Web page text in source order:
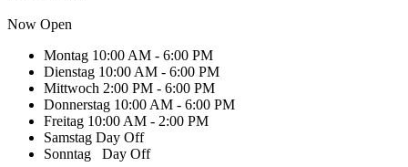
Now Open
Montag 10:00 AM - 6:00 PM
Dienstag 10:00 AM - 6:00 PM
Mittwoch 2:00 PM - 6:00 PM
Donnerstag 10:00 AM - 6:00 PM
Freitag 10:00 AM - 2:00 PM
Samstag Day Off
Sonntag Day Off